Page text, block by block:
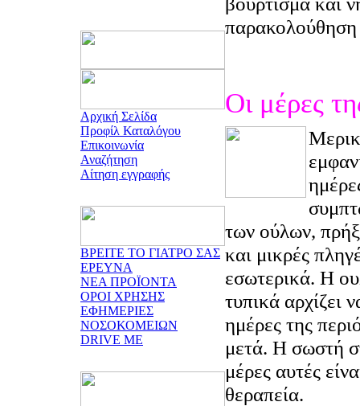
Αρχική Σελίδα
Προφίλ Καταλόγου
Επικοινωνία
Αναζήτηση
Αίτηση εγγραφής
ΒΡΕΙΤΕ ΤΟ ΓΙΑΤΡΟ ΣΑΣ
ΕΡΕΥΝΑ
ΝΕΑ ΠΡΟΪΟΝΤΑ
ΟΡΟΙ ΧΡΗΣΗΣ
ΕΦΗΜΕΡΙΕΣ
ΝΟΣΟΚΟΜΕΙΩΝ
DRIVE ME
παρακολούθηση
Οι μέρες
των ούλων,
και μικρές
εσωτερικά. Η
τυπικά αρχίζει
ημέρες της
μετά. Η σωστή
μέρες αυτές
θεραπεία.